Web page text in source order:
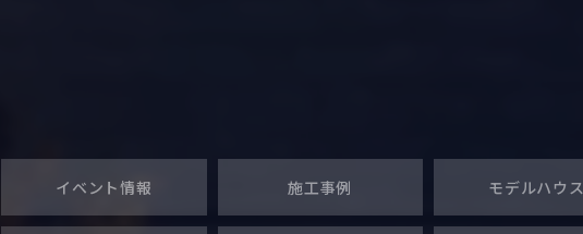
イベント情報 施工事例 モデルハウス